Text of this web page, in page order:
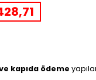
kapıda ödeme